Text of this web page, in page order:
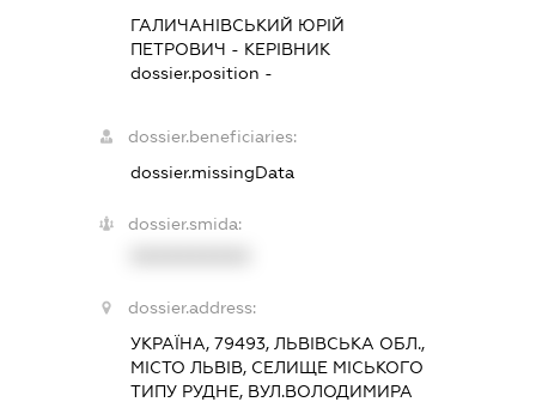
ГАЛИЧАНІВСЬКИЙ ЮРІЙ
ПЕТРОВИЧ - КЕРІВНИК
dossier.position -
dossier.beneficiaries:
dossier.missingData
dossier.smida:
dossier.address:
УКРАЇНА, 79493, ЛЬВІВСЬКА ОБЛ.,
МІСТО ЛЬВІВ, СЕЛИЩЕ МІСЬКОГО
ТИПУ РУДНЕ, ВУЛ.ВОЛОДИМИРА